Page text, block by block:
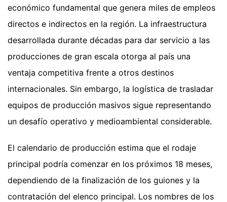
económico fundamental que genera miles de empleos
directos e indirectos en la región. La infraestructura
desarrollada durante décadas para dar servicio a las
producciones de gran escala otorga al país una
ventaja competitiva frente a otros destinos
internacionales. Sin embargo, la logística de trasladar
equipos de producción masivos sigue representando
un desafío operativo y medioambiental considerable.
El calendario de producción estima que el rodaje
principal podría comenzar en los próximos 18 meses,
dependiendo de la finalización de los guiones y la
contratación del elenco principal. Los nombres de los